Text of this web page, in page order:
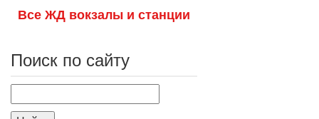
Все ЖД вокзалы и станции
Поиск по сайту